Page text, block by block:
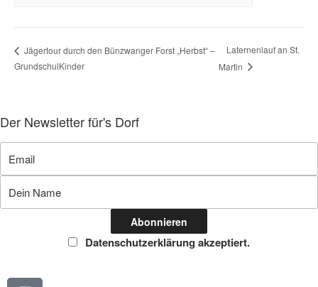
Jägertour durch den Bünzwanger Forst „Herbst“ –
GrundschulKinder
Laternenlauf an St.
Martin
Der Newsletter für's Dorf
Datenschutzerklärung akzeptiert.